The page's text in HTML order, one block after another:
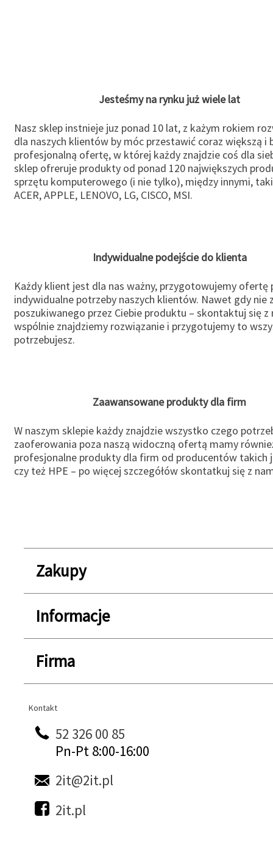
Jesteśmy na rynku już wiele lat
Nasz sklep instnieje juz ponad 10 lat, z każym rokiem
dla naszych klientów by móc przestawić coraz większą i
profesjonalną ofertę, w której każdy znajdzie coś dla
sklep ofreruje produkty od ponad 120 największych
sprzętu komputerowego (i nie tylko), między innymi,
ACER, APPLE, LENOVO, LG, CISCO, MSI.
Indywidualne podejście do klienta
Każdy klient jest dla nas ważny, przygotowujemy ofertę
indywidualne potrzeby naszych klientów. Nawet gdy nie
poszukiwanego przez Ciebie produktu – skontaktuj się z
wspólnie znajdziemy rozwiązanie i przygotujemy to
potrzebujesz.
Zaawansowane produkty dla firm
W naszym sklepie każdy znajdzie wszystko czego
zaoferowania poza naszą widoczną ofertą mamy
profesjonalne produkty dla firm od producentów takich
czy też HPE – po więcej szczegółów skontatkuj się z
Zakupy
Informacje
Firma
Kontakt
Kontakt
52 326 00 85
Pn-Pt 8:00-16:00
2it@2it.pl
2it.pl